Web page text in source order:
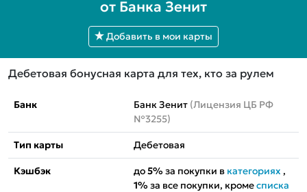
от Банка Зенит
Добавить в мои карты
Дебетовая бонусная карта для тех, кто за рулем
Банк Банк Зенит (Лицензия ЦБ РФ
№3255)
Тип карты Дебетовая
Кэшбэк до5%за покупки в категориях ,
1%за все покупки, кромесписка